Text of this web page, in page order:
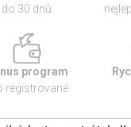
do 30 dnů
program
registrované